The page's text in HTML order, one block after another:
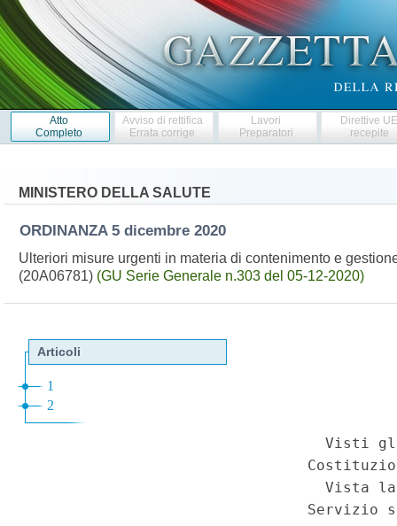
Atto
Completo
Avviso di rettifica
Errata corrige
Lavori
Preparatori
Direttive
recepite
MINISTERO DELLA SALUTE
ORDINANZA 5 dicembre 2020
Ulteriori misure urgenti in materia di contenimento e
(20A06781) (GU Serie Generale n.303 del 05-12-2020)